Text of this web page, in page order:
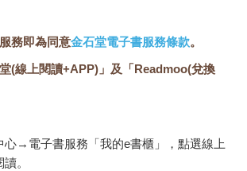
務即為同意金石堂電子書服務條款。
(線上閱讀+APP)」及「Readmoo(兌換
心→電子書服務「我的e書櫃」，點選線上
。